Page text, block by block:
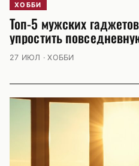
ХОББИ
Топ-5 мужских
упростить
27 ИЮЛ · ХОББИ